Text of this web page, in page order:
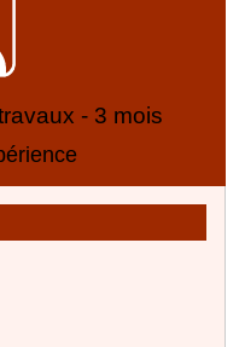
- 3 mois